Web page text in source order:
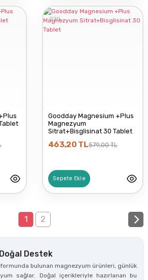
%20
Goodday Magnesium +Plus
Magnezyum
Sitrat+Bisglisinat 30 Tablet
463,20 TL579,00 TL
Sepete Ekle
1 2
Destek
bulunan magnezyum ürünleri, günlük
sağlar. Doğal içerikleriyle hazırlanan bu